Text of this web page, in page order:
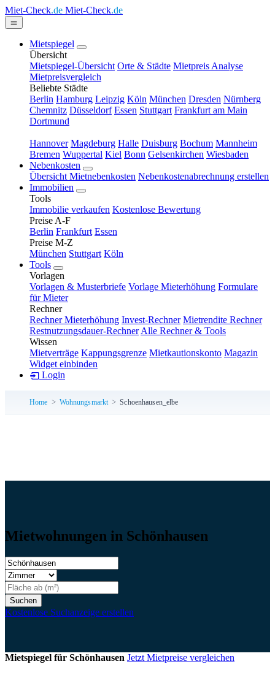
Miet-Check.de Miet-Check.de
Mietspiegel
Übersicht
Mietspiegel-Übersicht Orte & Städte Mietpreis Analyse
Mietpreisvergleich
Beliebte Städte
Berlin Hamburg Leipzig Köln München Dresden Nürnberg
Chemnitz Düsseldorf Essen Stuttgart Frankfurt am Main
Dortmund
Hannover Magdeburg Halle Duisburg Bochum Mannheim
Bremen Wuppertal Kiel Bonn Gelsenkirchen Wiesbaden
Nebenkosten
Übersicht Mietnebenkosten Nebenkostenabrechnung erstellen
Immobilien
Tools
Immobilie verkaufen Kostenlose Bewertung
Preise A-F
Berlin Frankfurt Essen
Preise M-Z
München Stuttgart Köln
Tools
Vorlagen
Vorlagen & Musterbriefe Vorlage Mieterhöhung Formulare
für Mieter
Rechner
Rechner Mieterhöhung Invest-Rechner Mietrendite Rechner
Restnutzungsdauer-Rechner Alle Rechner & Tools
Wissen
Mietverträge Kappungsgrenze Mietkautionskonto Magazin
Widget einbinden
Login
Home Wohnungsmarkt Schoenhausen_elbe
Mietwohnungen in Schönhausen
Suchen
Kostenlose Suchanzeige erstellen
Mietspiegel für Schönhausen Jetzt Mietpreise vergleichen